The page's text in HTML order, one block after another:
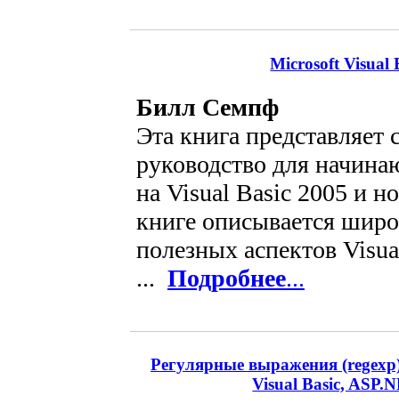
Microsoft Visual
Билл Семпф
Эта книга представляет
руководство для
на Visual Basic 2005 и
книге описывается
полезных аспектов
... Подробнее...
Регулярные выражения
Visual Basic,